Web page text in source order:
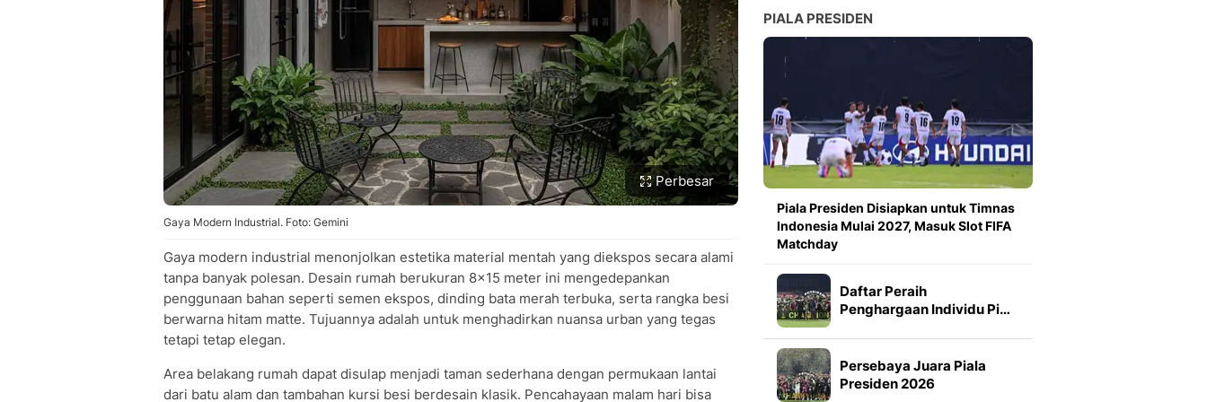
Perbesar
Gaya Modern Industrial. Foto: Gemini
Gaya modern industrial menonjolkan estetika material mentah yang diekspos secara alami
tanpa banyak polesan. Desain rumah berukuran 8×15 meter ini mengedepankan
penggunaan bahan seperti semen ekspos, dinding bata merah terbuka, serta rangka besi
berwarna hitam matte. Tujuannya adalah untuk menghadirkan nuansa urban yang tegas
tetapi tetap elegan.
Area belakang rumah dapat disulap menjadi taman sederhana dengan permukaan lantai
dari batu alam dan tambahan kursi besi berdesain klasik. Pencahayaan malam hari bisa
PIALA PRESIDEN
Piala Presiden Disiapkan untuk Timnas
Indonesia Mulai 2027, Masuk Slot FIFA
Matchday
Daftar Peraih
Penghargaan Individu Pi…
Persebaya Juara Piala
Presiden 2026